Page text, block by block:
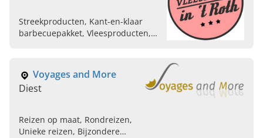
Streekproducten, Kant-en-klaar
barbecuepakket, Vleesproducten,
Voyages and More
Diest
Reizen op maat, Rondreizen,
Unieke reizen, Bijzondere